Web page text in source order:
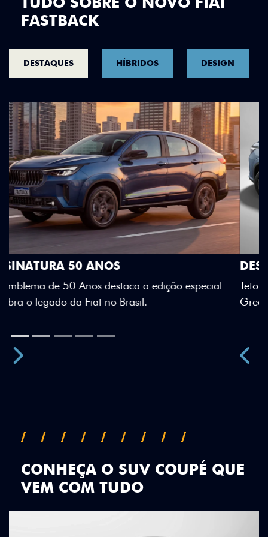
FASTBACK
DESTAQUES HÍBRIDOS DESIGN
DESIGN QUE SE DESTACA
Teto bicolor, adesivos estilizados e detalhes em Citrus
Green criam uma identidade visual única.
Previous
CONHEÇA O SUV COUPÉ QUE
VEM COM TUDO